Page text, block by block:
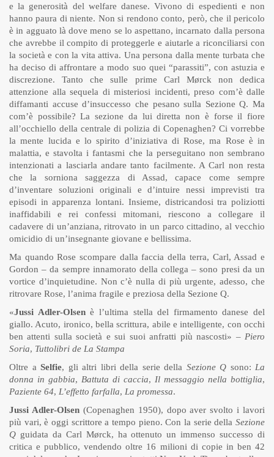
e la generosità del welfare danese. Vivono di espedienti e non
hanno paura di niente. Non si rendono conto, però, che il pericolo
è in agguato là dove meno se lo aspettano, incarnato dalla persona
che avrebbe il compito di proteggerle e aiutarle a riconciliarsi con
la società e con la vita attiva. Una persona dalla mente turbata che
ha deciso di affrontare a modo suo quei “parassiti”, con astuzia e
discrezione. Tanto che sulle prime Carl Mørck non dedica
attenzione alla sequela di misteriosi incidenti, preso com’è dalle
diffamanti accuse d’insuccesso che pesano sulla Sezione Q. Ma
com’è possibile? La sezione da lui diretta non è forse il fiore
all’occhiello della centrale di polizia di Copenaghen? Ci vorrebbe
la mente lucida e lo spirito d’iniziativa di Rose, ma Rose è in
malattia, e stavolta i fantasmi che la perseguitano non sembrano
intenzionati a lasciarla andare tanto facilmente. A Carl non resta
che la sorniona saggezza di Assad, capace come sempre
d’inventare soluzioni originali e d’intuire nessi imprevisti tra
episodi in apparenza lontani. Insieme, districandosi tra poliziotti
inaffidabili e rei confessi mitomani, riescono a collegare il
cadavere di un’anziana, ritrovato in un parco cittadino, al vecchio
omicidio di un’insegnante giovane e bellissima.
Ma quando Rose scompare dalla faccia della terra, Carl, Assad e
Gordon – da sempre innamorato della collega – sono presi da un
vortice d’inquietudine. Non c’è nulla di più urgente, adesso, che
ritrovare Rose, l’anima fragile e preziosa della Sezione Q.
«Jussi Adler-Olsenè l’ultima stella del firmamento danese del
giallo. Acuto, ironico, bella scrittura, abile e intelligente, con occhi
ben attenti sulla società e sui suoi anfratti più nascosti» – Piero
Soria, Tuttolibri de La Stampa
Oltre a Selfie, gli altri libri della serie della Sezione Q sono: La
donna in gabbia, Battuta di caccia, Il messaggio nella bottiglia,
Paziente 64, L’effetto farfalla, La promessa.
Jussi Adler-Olsen(Copenaghen 1950), dopo aver svolto i lavori
più vari, è oggi scrittore a tempo pieno. Con la serie della Sezione
Q guidata da Carl Mørck, ha ottenuto un immenso successo di
critica e pubblico, vendendo oltre 16 milioni di copie in ben 42